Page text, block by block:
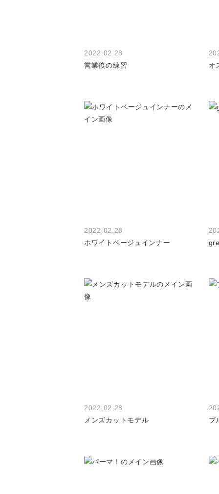
2022.02.28
営業後の練習
オ
2022.02.28
ホワイトベージュインナー
2022.02.28
メンズカットモデル
ブ